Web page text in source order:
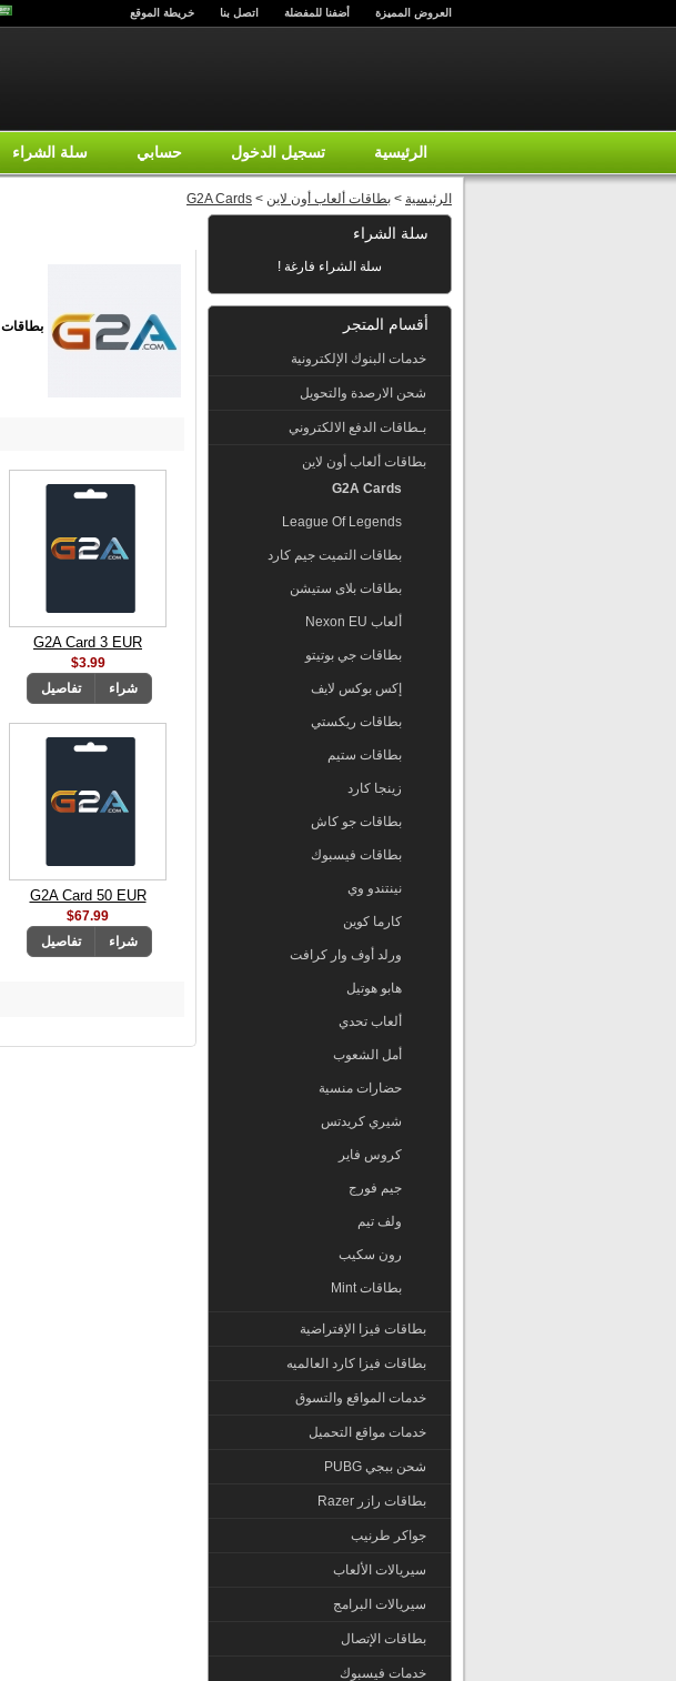
العروض المميزة أضفنا للمفضلة اتصل بنا خريطة الموقع
الرئيسية تسجيل الدخول حسابي سلة الشراء
الرئيسية > بطاقات ألعاب أون لاين >
G2A Cards
سلة الشراء
سلة الشراء فارغة !
أقسام المتجر
خدمات البنوك الإلكترونية
شحن الارصدة والتحويل
بـطاقات الدفع الالكتروني
بطاقات ألعاب أون لاين
G2A Cards
League Of Legends
بطاقات التميت جيم كارد
بطاقات بلاى ستيشن
ألعاب Nexon EU
بطاقات جي بوتيتو
إكس بوكس لايف
بطاقات ريكستي
بطاقات ستيم
زينجا كارد
بطاقات جو كاش
بطاقات فيسبوك
نينتندو وي
كارما كوين
ورلد أوف وار كرافت
هابو هوتيل
ألعاب تحدي
أمل الشعوب
حضارات منسية
شيري كريدتس
كروس فاير
جيم فورج
ولف تيم
رون سكيب
بطاقات Mint
بطاقات فيزا الإفتراضية
بطاقات فيزا كارد العالميه
خدمات المواقع والتسوق
خدمات مواقع التحميل
شحن ببجي PUBG
بطاقات رازر Razer
جواكر طرنيب
سيريالات الألعاب
سيريالات البرامج
بطاقات الإتصال
خدمات فيسبوك
بطاقات G2A العالمية متوفرة لدي بال ستور
G2A Card 3 EUR
$3.99
شراء
تفاصيل
G2A Card 50 EUR
$67.99
شراء
تفاصيل